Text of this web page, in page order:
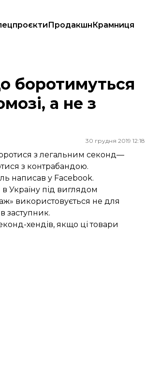
ПродакшнКрамниця
легальними секонд-хендами
боротимуться
а не з
30 грудня 2019 12:18
з легальним секонд—
з контрабандою.
написав у Facebook.
Україну під виглядом
використовується не для
заступник.
хендів, якщо ці товари